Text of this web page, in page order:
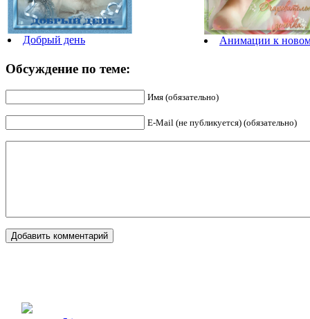
Добрый день Анимации к
Обсуждение по теме:
Имя (обязательно)
E-Mail (не публикуется) (обязательно)